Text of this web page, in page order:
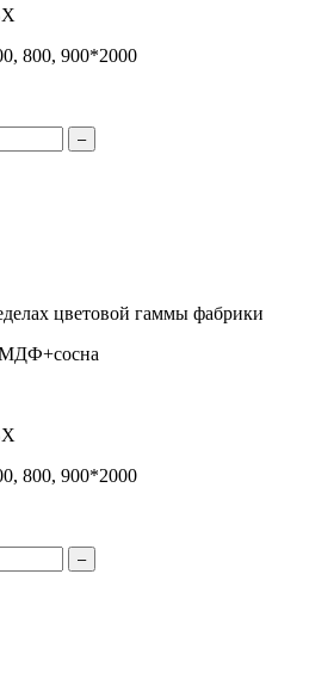
800, 900*2000
–
цветовой гаммы фабрики
800, 900*2000
–